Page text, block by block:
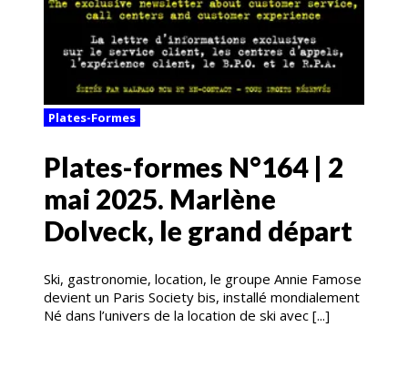
Plates-Formes
Plates-formes N°164 | 2
mai 2025. Marlène
Dolveck, le grand départ
Ski, gastronomie, location, le groupe Annie Famose
devient un Paris Society bis, installé mondialement
Né dans l’univers de la location de ski avec [...]